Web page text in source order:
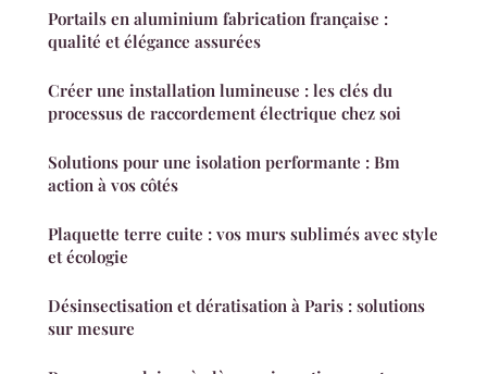
Portails en aluminium fabrication française :
qualité et élégance assurées
Créer une installation lumineuse : les clés du
processus de raccordement électrique chez soi
Solutions pour une isolation performante : Bm
action à vos côtés
Plaquette terre cuite : vos murs sublimés avec style
et écologie
Désinsectisation et dératisation à Paris : solutions
sur mesure